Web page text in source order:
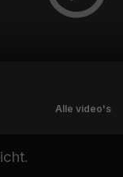
Alle video's